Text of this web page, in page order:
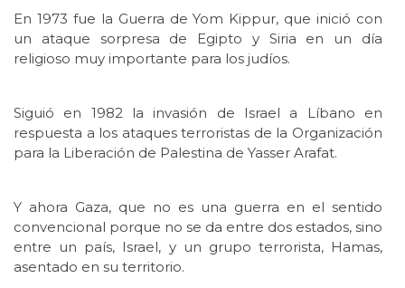
En 1973 fue la Guerra de Yom Kippur, que inició con
un ataque sorpresa de Egipto y Siria en un día
religioso muy importante para los judíos.
Siguió en 1982 la invasión de Israel a Líbano en
respuesta a los ataques terroristas de la Organización
para la Liberación de Palestina de Yasser Arafat.
Y ahora Gaza, que no es una guerra en el sentido
convencional porque no se da entre dos estados, sino
entre un país, Israel, y un grupo terrorista, Hamas,
asentado en su territorio.